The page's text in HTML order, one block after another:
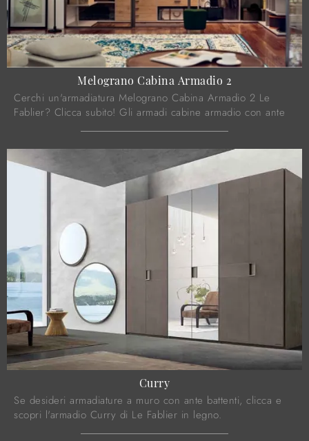
Melograno Cabina Armadio 2
Cerchi un'armadiatura Melograno Cabina Armadio 2 Le
Fablier? Clicca subito! Gli armadi cabine armadio con ante
Curry
Se desideri armadiature a muro con ante battenti, clicca e
scopri l'armadio Curry di Le Fablier in legno.